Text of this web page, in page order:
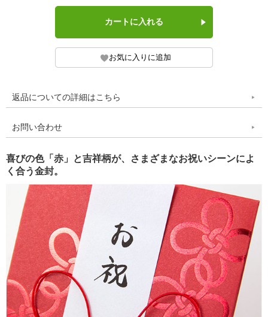
返品についての詳細はこちら
お問い合わせ
喜びの色「赤」と吉祥柄が、さまざまなお祝いシーンによ
く合う金封。